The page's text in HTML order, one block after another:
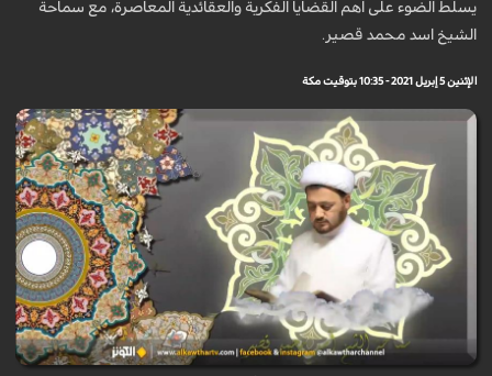
يسلط الضوء على اهم القضايا الفكرية والعقائدية المعاصرة، مع سماحة
الشيخ اسد محمد قصير.
الإثنين 5 إبريل 2021 - 10:35 بتوقيت مكة